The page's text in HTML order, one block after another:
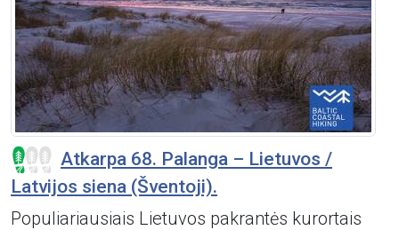
Atkarpa 68. Palanga – Lietuvos /
Latvijos siena (Šventoji).
Populiariausiais Lietuvos pakrantės kurortais